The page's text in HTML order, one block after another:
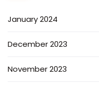
January 2024
December 2023
November 2023